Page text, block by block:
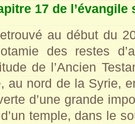
17 de
au début du
des restes
de l’Ancien
au nord de la Syrie,
d’une grande
temple, dans le